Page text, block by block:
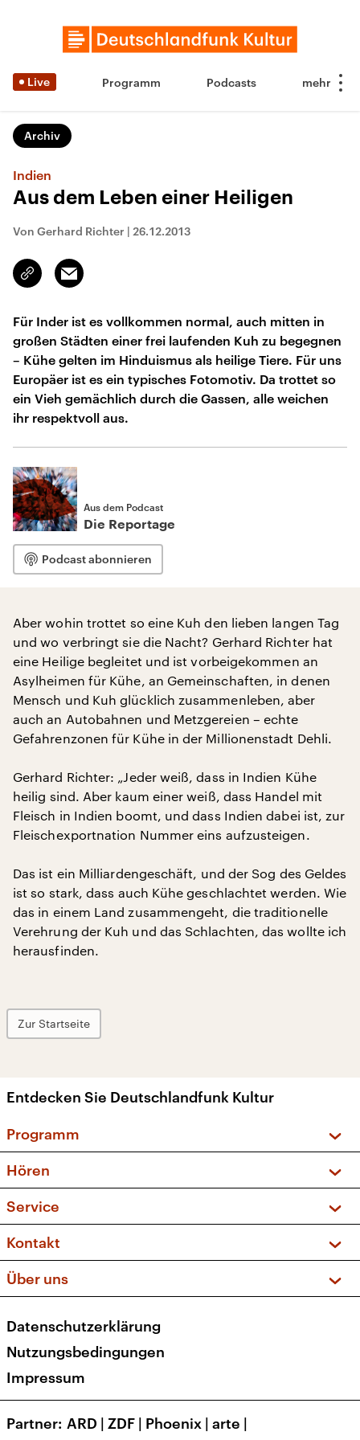
Live Programm Podcasts
Archiv
Indien
Aus dem Leben einer Heiligen
Von Gerhard Richter | 26.12.2013
Link
kopieren/teilen
Email
Für Inder ist es vollkommen normal, auch mitten in
großen Städten einer frei laufenden Kuh zu begegnen
– Kühe gelten im Hinduismus als heilige Tiere. Für uns
Europäer ist es ein typisches Fotomotiv. Da trottet so
ein Vieh gemächlich durch die Gassen, alle weichen
ihr respektvoll aus.
Aus dem Podcast
Die Reportage
Podcast abonnieren
Aber wohin trottet so eine Kuh den lieben langen Tag
und wo verbringt sie die Nacht? Gerhard Richter hat
eine Heilige begleitet und ist vorbeigekommen an
Asylheimen für Kühe, an Gemeinschaften, in denen
Mensch und Kuh glücklich zusammenleben, aber
auch an Autobahnen und Metzgereien – echte
Gefahrenzonen für Kühe in der Millionenstadt Dehli.
Gerhard Richter: „Jeder weiß, dass in Indien Kühe
heilig sind. Aber kaum einer weiß, dass Handel mit
Fleisch in Indien boomt, und dass Indien dabei ist, zur
Fleischexportnation Nummer eins aufzusteigen.
Das ist ein Milliardengeschäft, und der Sog des Geldes
ist so stark, dass auch Kühe geschlachtet werden. Wie
das in einem Land zusammengeht, die traditionelle
Verehrung der Kuh und das Schlachten, das wollte ich
herausfinden.
Zur Startseite
Entdecken Sie Deutschlandfunk Kultur
Programm
Sendungen und Podcasts
Musikliste
Kakadu – Das Kinderprogramm
Hören
Frequenzen (UKW + DAB+)
Service
FAQ
Apps
Newsletter
Veranstaltungen
Kontakt
Social Media
Über uns
Presse
Karriere
Transparenz
Datenschutzerklärung
Nutzungsbedingungen
Impressum
Partner ARD | ZDF | Phoenix | arte |